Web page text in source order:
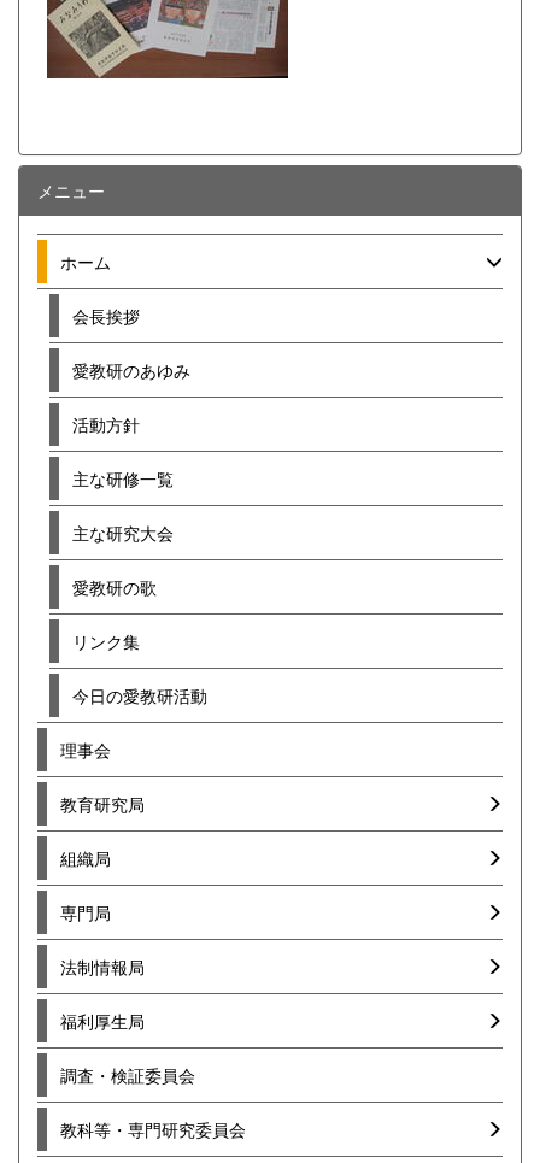
メニュー
ホーム
会長挨拶
愛教研のあゆみ
活動方針
主な研修一覧
主な研究大会
愛教研の歌
リンク集
今日の愛教研活動
理事会
教育研究局
組織局
専門局
法制情報局
福利厚生局
調査・検証委員会
教科等・専門研究委員会